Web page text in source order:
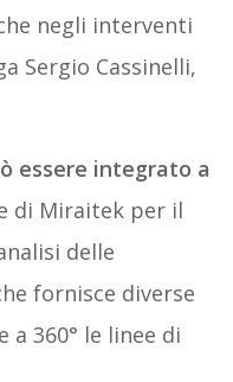
negli interventi
Sergio Cassinelli,
essere integrato a
di Miraitek per il
delle
fornisce diverse
360° le linee di